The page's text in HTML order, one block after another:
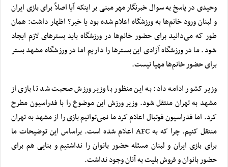
وحیدی در پاسخ به سوال خبرنگار مهر مبنی بر اینکه آیا اصلاً برای بازی ایران
و لبنان ورود خانم‌ها به ورزشگاه اعلام شده بود یا خیر؟ اظهار داشت: همان
طور که می‌دانید برای حضور خانم‌ها در ورزشگاه باید بسترهای لازم ایجاد
شود. ما در ورزشگاه آزادی این بسترها را داریم اما در ورزشگاه مشهد بستر
برای حضور خانم‌ها مهیا نیست.
وزیر کشور ادامه داد: به این منظور با وزیر ورزش صحبت شد تا بازی از
مشهد به تهران منتقل شود. وزیر ورزش این موضوع را با فدراسیون مطرح
کرد. اما فدراسیون فوتبال اعلام کرد ما نمی‌توانیم بازی را از مشهد به تهران
منتقل کنیم. چرا که به AFC اعلام شده است. براساس این توضیحات ما
برای بازی ایران و لبنان مسئله حضور بانوان را نداشتیم و بنایی هم برای
حضور بانوان و فروش بلیت به آنان وجود نداشت.